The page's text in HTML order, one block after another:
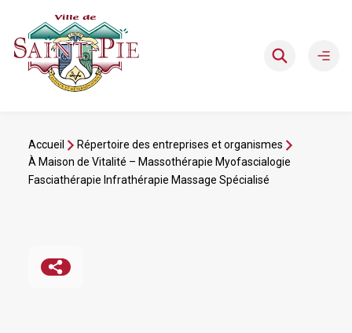
contenu
Accueil
Répertoire des entreprises et organismes
À Maison de Vitalité – Massothérapie Myofascialogie
Fasciathérapie Infrathérapie Massage Spécialisé